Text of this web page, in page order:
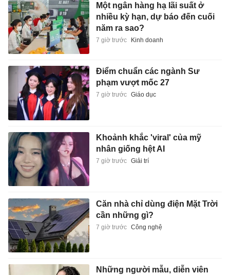
Một ngân hàng hạ lãi suất ở
nhiều kỳ hạn, dự báo đến cuối
năm ra sao?
7 giờ trước Kinh doanh
Điểm chuẩn các ngành Sư
phạm vượt mốc 27
7 giờ trước Giáo dục
Khoảnh khắc 'viral' của mỹ
nhân giống hệt AI
7 giờ trước Giải trí
Căn nhà chỉ dùng điện Mặt Trời
cần những gì?
7 giờ trước Công nghệ
Những người mẫu, diễn viên